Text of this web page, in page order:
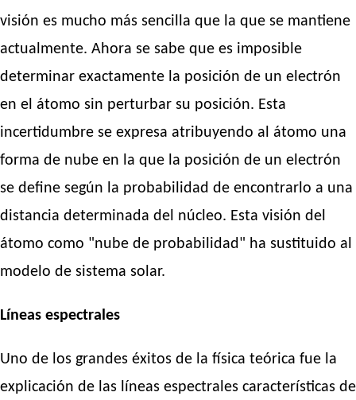
visión es mucho más sencilla que la que se mantiene
actualmente. Ahora se sabe que es imposible
determinar exactamente la posición de un electrón
en el átomo sin perturbar su posición. Esta
incertidumbre se expresa atribuyendo al átomo una
forma de nube en la que la posición de un electrón
se define según la probabilidad de encontrarlo a una
distancia determinada del núcleo. Esta visión del
átomo como "nube de probabilidad" ha sustituido al
modelo de sistema solar.
Líneas espectrales
Uno de los grandes éxitos de la física teórica fue la
explicación de las líneas espectrales características de